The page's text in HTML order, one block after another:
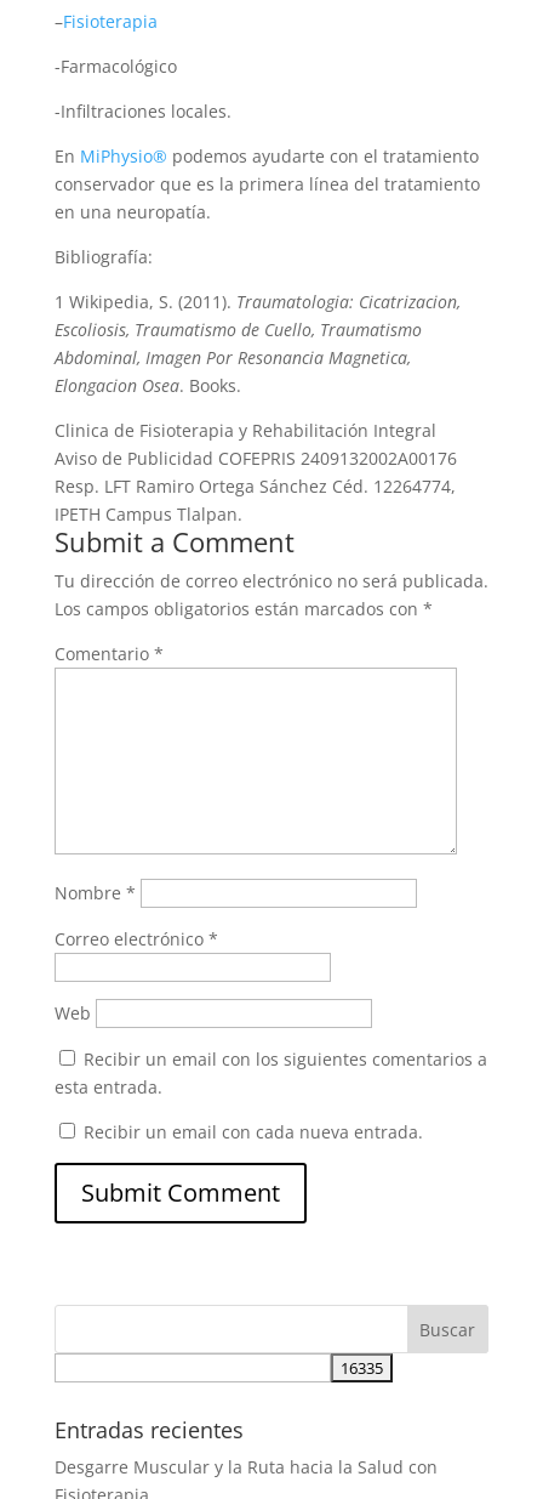
–Fisioterapia
-Farmacológico
-Infiltraciones locales.
En MiPhysio® podemos ayudarte con el tratamiento
conservador que es la primera línea del tratamiento
en una neuropatía.
Bibliografía:
1 Wikipedia, S. (2011). Traumatologia: Cicatrizacion,
Escoliosis, Traumatismo de Cuello, Traumatismo
Abdominal, Imagen Por Resonancia Magnetica,
Elongacion Osea. Books.
Clinica de Fisioterapia y Rehabilitación Integral
Aviso de Publicidad COFEPRIS 2409132002A00176
Resp. LFT Ramiro Ortega Sánchez Céd. 12264774,
IPETH Campus Tlalpan.
Submit a Comment
Tu dirección de correo electrónico no será publicada.
Los campos obligatorios están marcados con *
Comentario *
Nombre *
Correo electrónico *
Web
Recibir un email con los siguientes comentarios a
esta entrada.
Recibir un email con cada nueva entrada.
Entradas recientes
Desgarre Muscular y la Ruta hacia la Salud con